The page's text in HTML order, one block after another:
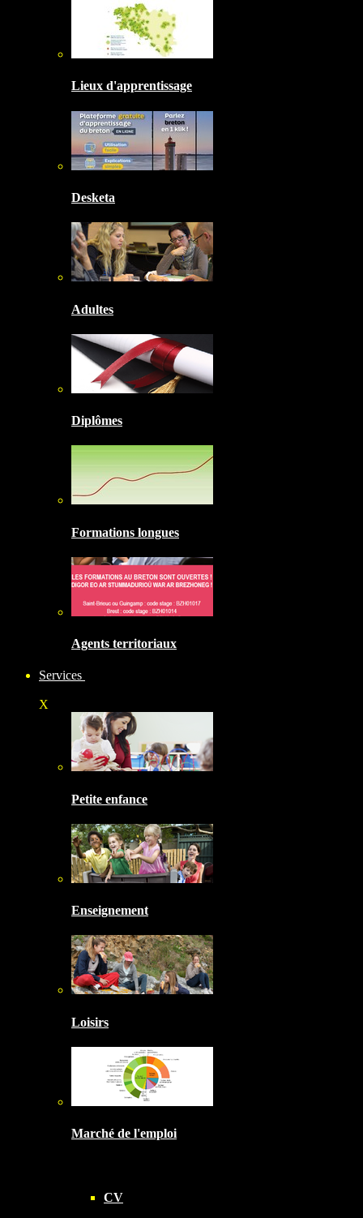
Lieux d'apprentissage
Desketa
Adultes
Diplômes
Formations longues
Agents territoriaux
Services
X
Petite enfance
Enseignement
Loisirs
Marché de l'emploi
CV